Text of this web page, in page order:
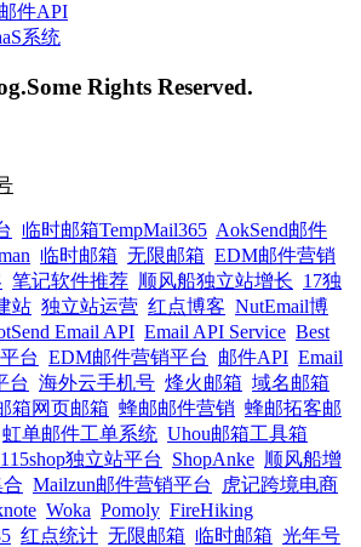
件API
系统
Rights Reserved.
临时邮箱TempMail365 AokSend邮件
临时邮箱 无限邮箱 EDM邮件营销
笔记软件推荐 顺风船独立站增长 17独
站 独立站运营 红点博客 NutEmail博
Email API Email API Service Best
台 EDM邮件营销平台 邮件API Email
台 海外云手机号 烽火邮箱 域名邮箱
箱网页邮箱 蜂邮邮件营销 蜂邮拓客邮
虹单邮件工单系统 Uhou邮箱工具箱
115shop独立站平台 ShopAnke 顺风船增
合 Mailzun邮件营销平台
虎记跨境电商
Woka Pomoly FireHiking
红点统计 无限邮箱 临时邮箱 光年号